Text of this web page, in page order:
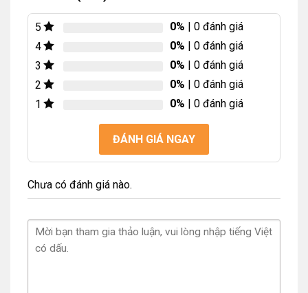
5 0% | 0 đánh giá
4
0% | 0 đánh giá
3
0% | 0 đánh giá
2
0% | 0 đánh giá
1
0% | 0 đánh giá
ĐÁNH GIÁ NGAY
Chưa có đánh giá nào.